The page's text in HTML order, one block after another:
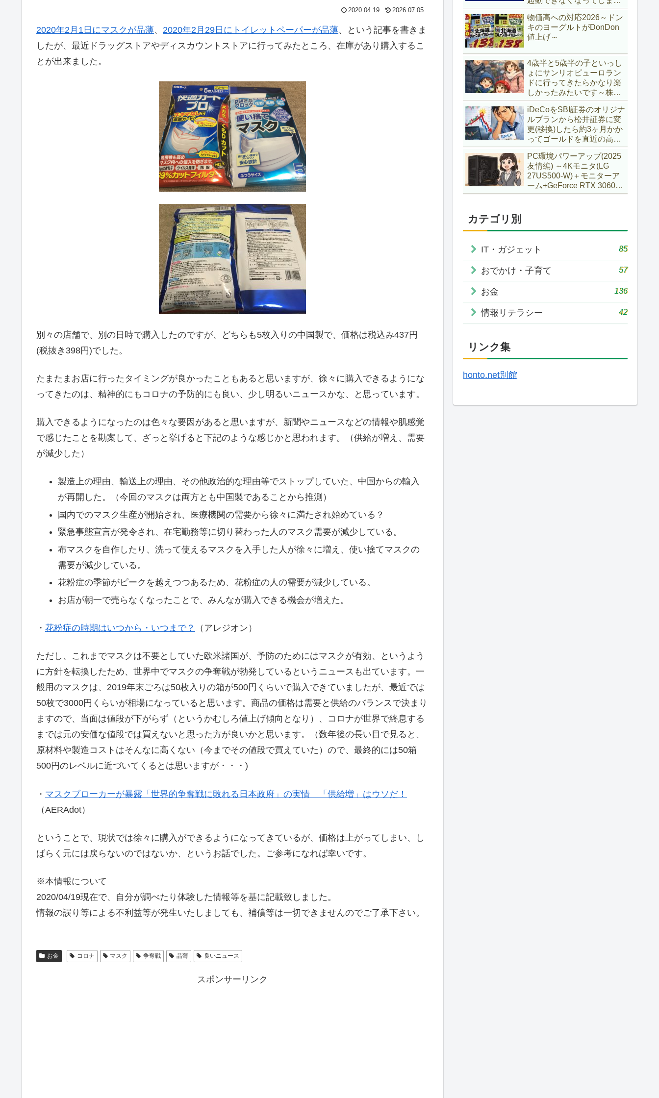
2020.04.19 2026.07.05
2020年2月1日にマスクが品薄、 2020年2月29日にトイレットペーパーが品薄、という記事を書きま
したが、最近ドラッグストアやディスカウントストアに行ってみたところ、在庫があり購入するこ
とが出来ました。
別々の店舗で、別の日時で購入したのですが、どちらも5枚入りの中国製で、価格は税込み437円
(税抜き398円)でした。
たまたまお店に行ったタイミングが良かったこともあると思いますが、徐々に購入できるようにな
ってきたのは、精神的にもコロナの予防的にも良い、少し明るいニュースかな、と思っています。
購入できるようになったのは色々な要因があると思いますが、新聞やニュースなどの情報や肌感覚
で感じたことを勘案して、ざっと挙げると下記のような感じかと思われます。（供給が増え、需要
が減少した）
製造上の理由、輸送上の理由、その他政治的な理由等でストップしていた、中国からの輸入
が再開した。（今回のマスクは両方とも中国製であることから推測）
国内でのマスク生産が開始され、医療機関の需要から徐々に満たされ始めている？
緊急事態宣言が発令され、在宅勤務等に切り替わった人のマスク需要が減少している。
布マスクを自作したり、洗って使えるマスクを入手した人が徐々に増え、使い捨てマスクの
需要が減少している。
花粉症の季節がピークを越えつつあるため、花粉症の人の需要が減少している。
お店が朝一で売らなくなったことで、みんなが購入できる機会が増えた。
・ 花粉症の時期はいつから・いつまで？ （アレジオン）
ただし、これまでマスクは不要としていた欧米諸国が、予防のためにはマスクが有効、というよう
に方針を転換したため、世界中でマスクの争奪戦が勃発しているというニュースも出ています。一
般用のマスクは、2019年末ごろは50枚入りの箱が500円くらいで購入できていましたが、最近では
50枚で3000円くらいが相場になっていると思います。商品の価格は需要と供給のバランスで決まり
ますので、当面は値段が下がらず（というかむしろ値上げ傾向となり）、コロナが世界で終息する
までは元の安価な値段では買えないと思った方が良いかと思います。（数年後の長い目で見ると、
原材料や製造コストはそんなに高くない（今までその値段で買えていた）ので、最終的には50箱
500円のレベルに近づいてくるとは思いますが・・・)
・ マスクブローカーが暴露「世界的争奪戦に敗れる日本政府」の実情 「供給増」はウソだ！
（AERAdot）
ということで、現状では徐々に購入ができるようになってきているが、価格は上がってしまい、し
ばらく元には戻らないのではないか、というお話でした。ご参考になれば幸いです。
※本情報について
2020/04/19現在で、自分が調べたり体験した情報等を基に記載致しました。
情報の誤り等による不利益等が発生いたしましても、補償等は一切できませんのでご了承下さい。
お金 コロナ マスク 争奪戦 品薄 良いニュース
スポンサーリンク
復旧～
物価高への対応2026～ドン
キのヨーグルトがDonDon
値上げ～
4歳半と5歳半の子といっし
ょにサンリオピューロラン
ドに行ってきたらかなり楽
しかったみたいです～株主
優待券利用～
iDeCoをSBI証券のオリジナ
ルプランから松井証券に変
更(移換)したら約3ヶ月かか
ってゴールドを直近の高値
で購入していた話
PC環境パワーアップ(2025
友情編) ～4Kモニタ(LG
27US500-W)＋モニターア
ーム+GeForce RTX 3060Ti
VENTUS 2X 8G OCV1
カテゴリ別
IT・ガジェット 85
おでかけ・子育て 57
お金 136
情報リテラシー 42
リンク集
honto.net別館